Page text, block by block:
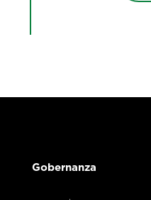
Gobernanza